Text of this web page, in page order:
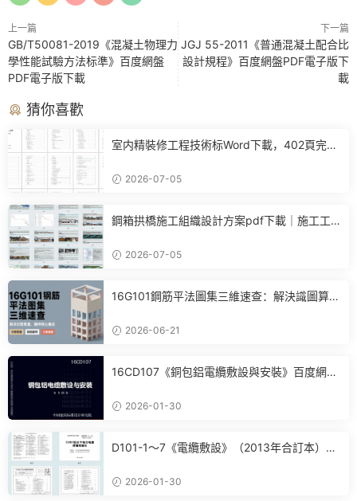
上一篇
GB/T50081-2019《混凝土物理力
學性能試驗方法标準》百度網盤
PDF電子版下載
下一篇
JGJ 55-2011《普通混凝土配合比
設計規程》百度網盤PDF電子版下
載
猜你喜歡
室内精裝修工程技術标Word下載，402頁完整
2026-07-05
鋼箱拱橋施工組織設計方案pdf下載｜施工工
2026-07-05
16G101鋼筋平法圖集三維速查：解決識圖算
2026-06-21
16CD107《銅包鋁電纜敷設與安裝》百度網盤
2026-01-30
D101-1～7《電纜敷設》（2013年合訂本）百
2026-01-30